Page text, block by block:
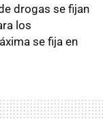
drogas se fijan
los
se fija en